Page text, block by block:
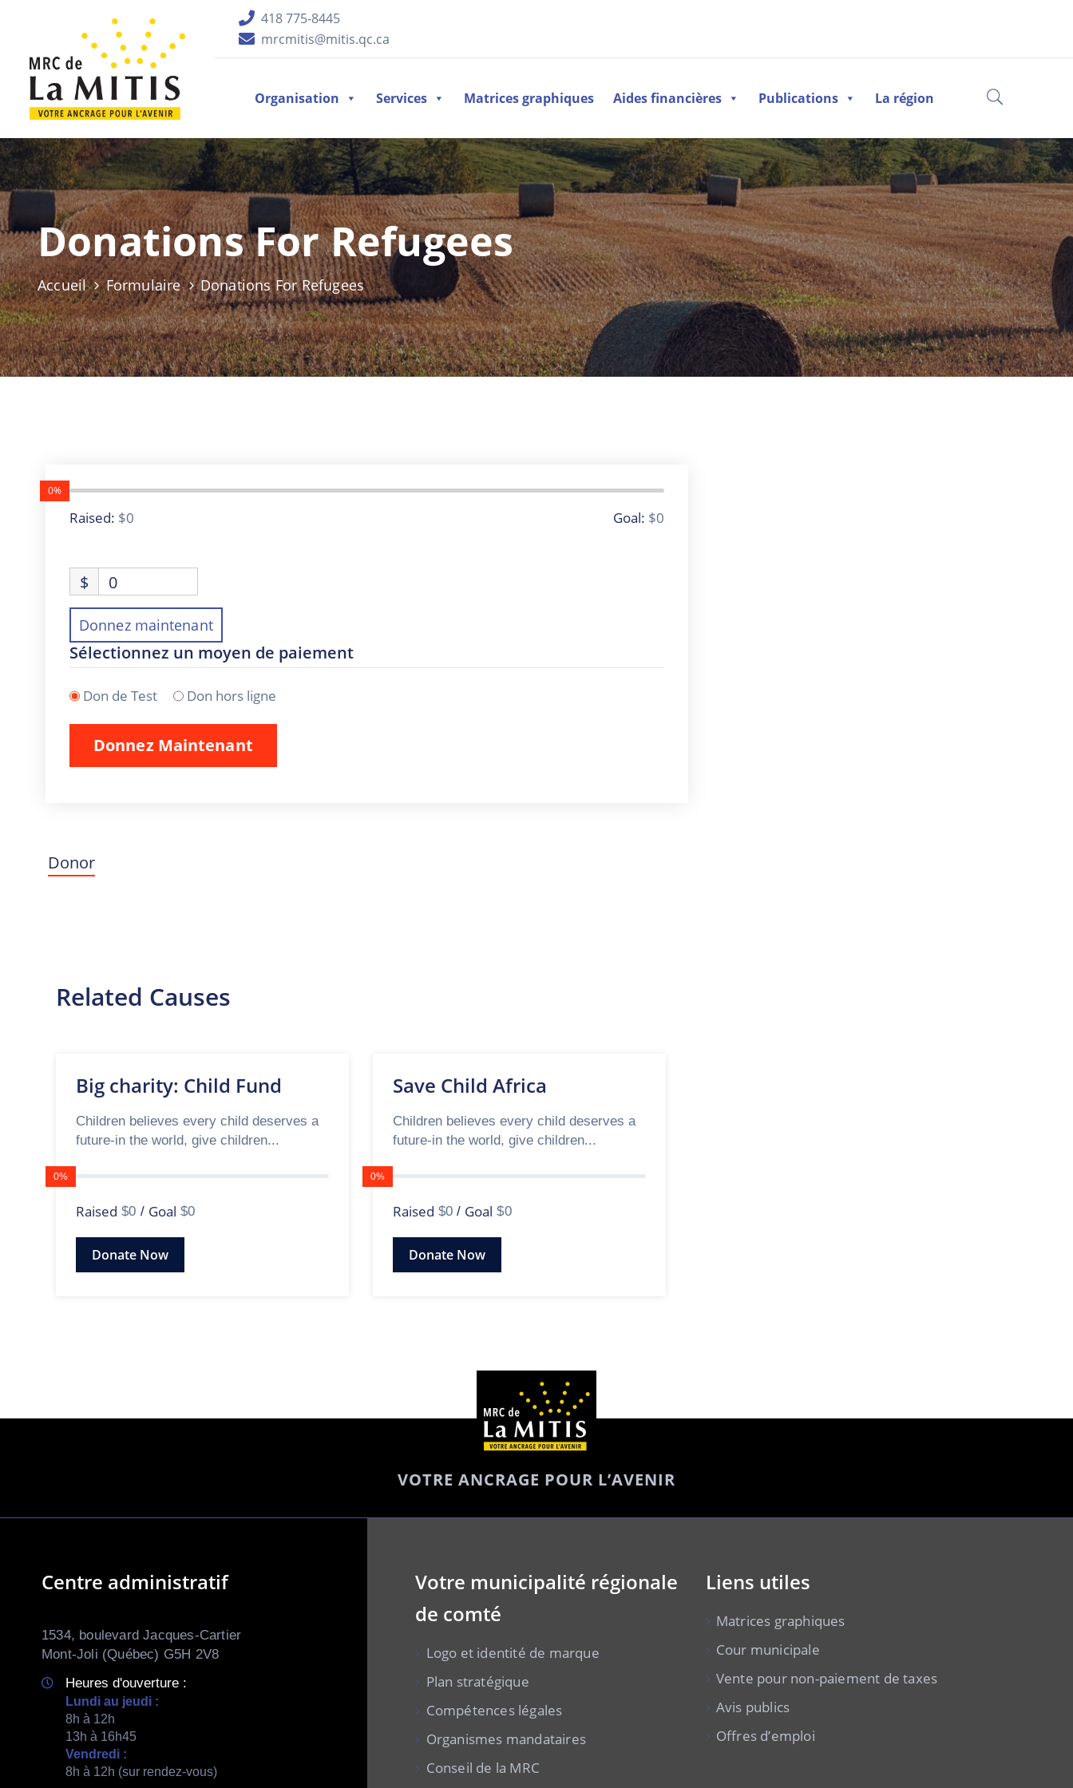
418 775-8445
mrcmitis@mitis.qc.ca
Organisation Services Matrices graphiques Aides financières Publications La région
Donations For Refugees
Accueil Formulaire Donations For Refugees
0%
Raised: $0 Goal: $0
$ 0
Donnez maintenant
Sélectionnez un moyen de paiement
Don de Test Don hors ligne
Donor
Related Causes
Big charity: Child Fund
Children believes every child deserves a
future-in the world, give children...
0%
Raised $0 / Goal $0
Donate Now
Save Child Africa
Children believes every child deserves a
future-in the world, give children...
0%
Raised $0 / Goal $0
Donate Now
VOTRE ANCRAGE POUR L’AVENIR
Centre administratif
1534, boulevard Jacques-Cartier
Mont-Joli (Québec) G5H 2V8
Heures d'ouverture :
Lundi au jeudi :
8h à 12h
13h à 16h45
Vendredi :
8h à 12h (sur rendez-vous)
Votre municipalité régionale
de comté
Logo et identité de marque
Plan stratégique
Compétences légales
Organismes mandataires
Conseil de la MRC
Liens utiles
Matrices graphiques
Cour municipale
Vente pour non-paiement de taxes
Avis publics
Offres d’emploi